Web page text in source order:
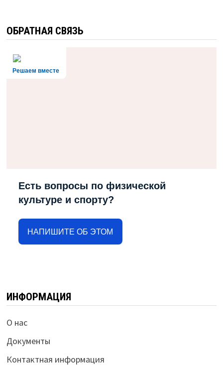
ОБРАТНАЯ СВЯЗЬ
Решаем вместе
Есть вопросы по физической
культуре и спорту?
НАПИШИТЕ ОБ ЭТОМ
ИНФОРМАЦИЯ
О нас
Документы
Контактная информация